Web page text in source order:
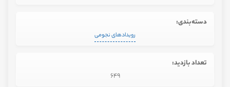
دسته‌بندی:
رویدادهای نجومی
تعداد بازدید:
649